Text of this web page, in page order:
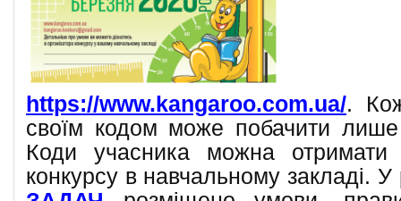
https://www.kangaroo.com.ua/.
своїм кодом може побачити лише
Коди учасника можна отримати
конкурсу в навчальному закладі. У